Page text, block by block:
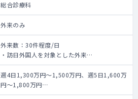
総合診療科
外来のみ
外来数：30件程度/日
・訪日外国人を対象とした外来
・オンライン診療
・往診(状況により対応の可能性あり)
・保険診療としての一般的な総合診療
週4日1,300万円～1,500万円、週5日1,600万
円～1,800万円
※理事報酬含む。